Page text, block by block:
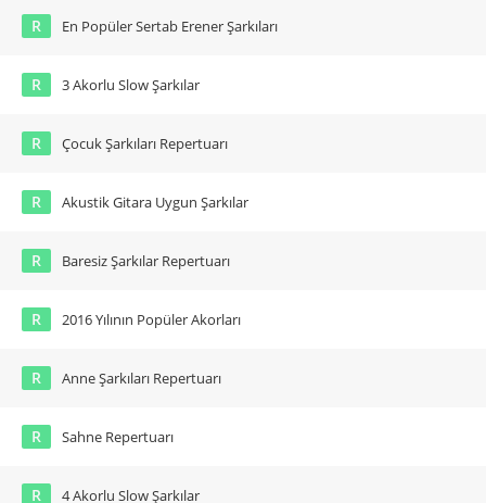
R En Popüler Sertab Erener Şarkıları
R 3 Akorlu Slow Şarkılar
R Çocuk Şarkıları Repertuarı
R Akustik Gitara Uygun Şarkılar
R Baresiz Şarkılar Repertuarı
R 2016 Yılının Popüler Akorları
R Anne Şarkıları Repertuarı
R Sahne Repertuarı
R 4 Akorlu Slow Şarkılar